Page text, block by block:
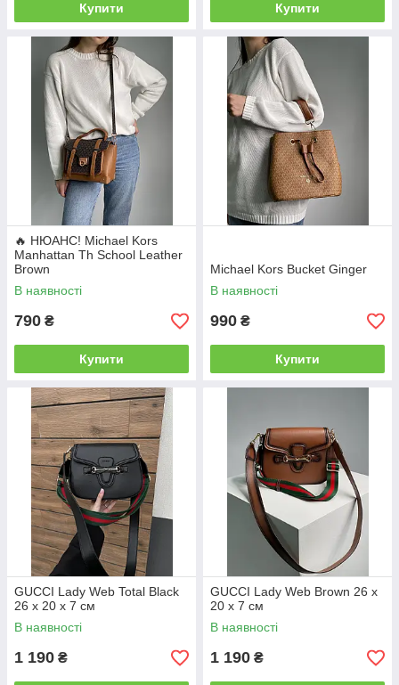
Купити Купити
🔥 НЮАНС! Michael Kors
Manhattan Th School Leather
Brown
В наявності
790 ₴
Купити
Michael Kors Bucket Ginger
В наявності
990 ₴
Купити
GUCCI Lady Web Total Black
26 х 20 х 7 см
В наявності
1 190 ₴
GUCCI Lady Web Brown 26 х
20 х 7 см
В наявності
1 190 ₴